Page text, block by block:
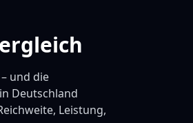
und die
Deutschland
Leistung,